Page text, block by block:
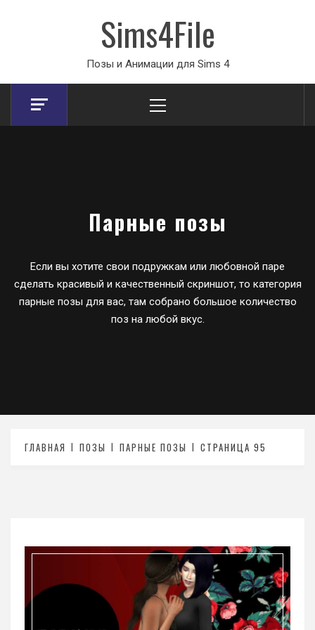
Sims4File
Позы и Анимации для Sims 4
Menu
Парные позы
Если вы хотите свои подружкам или любовной паре
сделать красивый и качественный скриншот, то категория
парные позы для вас, там собрано большое количество
поз на любой вкус.
ГЛАВНАЯ ПОЗЫ ПАРНЫЕ ПОЗЫ СТРАНИЦА 95